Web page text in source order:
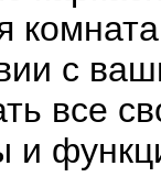
с
все
и